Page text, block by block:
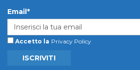
Email*
Accetto la Privacy Policy
ISCRIVITI